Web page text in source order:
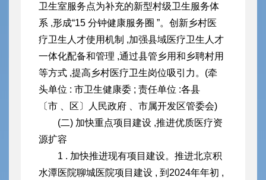
卫生室服务点为补充的新型村级卫生服务体
系 ,形成“15 分钟健康服务圈 ”。创新乡村医
疗卫生人才使用机制 ,加强县域医疗卫生人才
一体化配备和管理 ,通过县管乡用和乡聘村用
等方式 ,提高乡村医疗卫生岗位吸引力。(牵
头单位 : 市卫生健康委 ; 责任单位 :各县
〔市 、区〕人民政府 、市属开发区管委会)
(二) 加快重点项目建设 ,推进优质医疗资
源扩容
1 . 加快推进现有项目建设。推进北京积
水潭医院聊城医院项目建设 , 到2024年年初 ,